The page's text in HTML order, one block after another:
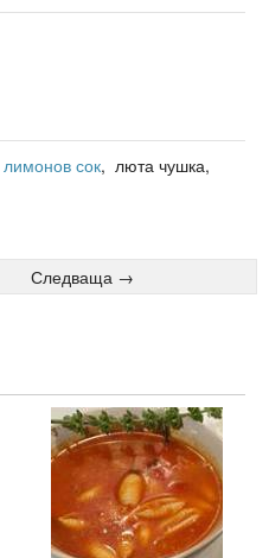
лимонов сок, люта чушка,
Следваща →